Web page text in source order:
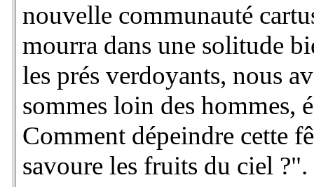
nouvelle communauté
mourra dans une solitude
les prés verdoyants, nous
sommes loin des
Comment dépeindre cette
savoure les fruits du ciel ?".